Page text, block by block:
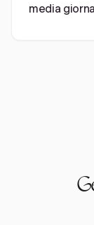
media